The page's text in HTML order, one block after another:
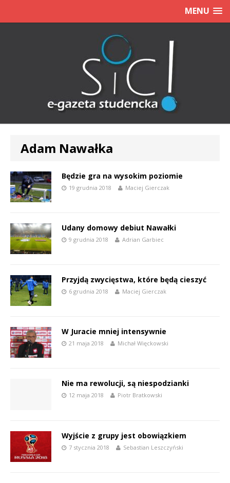
MENU
Adam Nawałka
Będzie gra na wysokim poziomie
19 grudnia 2018 Maciej Gierczak
Udany domowy debiut Nawałki
9 grudnia 2018 Adrian Garbiec
Przyjdą zwycięstwa, które będą cieszyć
6 grudnia 2018 Maciej Gierczak
W Juracie mniej intensywnie
21 maja 2018 Michał Więckowski
Nie ma rewolucji, są niespodzianki
12 maja 2018 Piotr Bratkowski
Wyjście z grupy jest obowiązkiem
7 stycznia 2018 Sebastian Leszczyński